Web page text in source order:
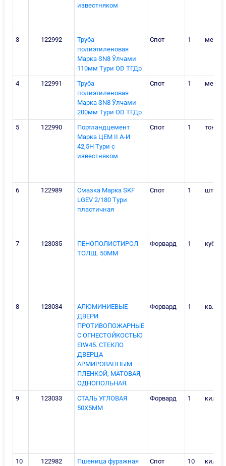
известняком
3 122992
Труба
полиэтиленовая
Марка SN8 Ўлчами
110мм Тури OD ТГДр
Спот 1 метр
4 122991
Труба
полиэтиленовая
Марка SN8 Ўлчами
200мм Тури OD ТГДр
Спот 1 метр
5 122990
Портландцемент
Марка ЦЕМ II А-И
42,5Н Тури с
известняком
Спот 1 тонна
6 122989
Смазка Марка SKF
LGEV 2/180 Тури
пластичная
Спот 1 штука
7 123035
ПЕНОПОЛИСТИРОЛ
ТОЛЩ. 50ММ
Форвард 1
8 123034
АЛЮМИНИЕВЫЕ
ДВЕРИ
ПРОТИВОПОЖАРНЫЕ
C ОГНЕСТОЙКОСТЬЮ
EIW45. СТЕКЛО
ДВЕРЦА
АРМИРОВАННЫМ
ПЛЕНКОЙ, МАТОВАЯ,
ОДНОПОЛЬНАЯ.
Форвард 1
9 123033
СТАЛЬ УГЛОВАЯ
50Х5ММ
Форвард 1
10 122982
Пшеница фуражная
Спот 10